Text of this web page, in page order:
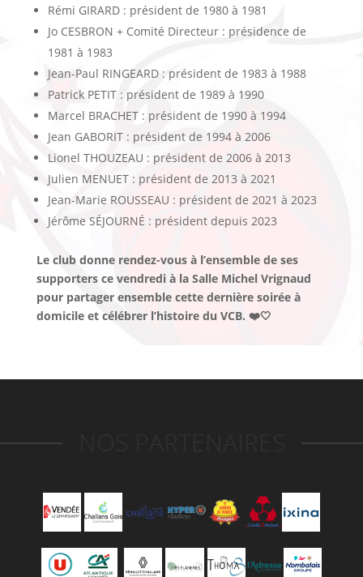
Rémi GIRARD : président de 1980 à 1981
Jo CESBRON + Comité Directeur : présidence de
1981 à 1983
Jean-Paul RINGEARD : président de 1983 à 1988
Patrick PETIT : président de 1989 à 1990
Marcel BRACHET : président de 1990 à 1994
Jean GABORIT : président de 1994 à 2006
Lionel THOUZEAU : président de 2006 à 2013
Julien MENUET : président de 2013 à 2021
Jean-Marie ROUSSEAU : président de 2021 à 2023
Jérôme SÉJOURNÉ : président depuis 2023
Le club donne rendez-vous à l’ensemble de ses
supporters ce vendredi à la Salle Michel Vrignaud
pour partager ensemble cette dernière soirée à
domicile et célébrer l’histoire du VCB. ❤️🤍